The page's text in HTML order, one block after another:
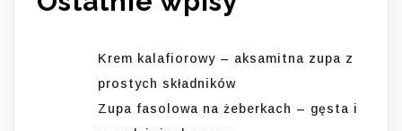
Krem kalafiorowy – aksamitna zupa z
prostych składników
Zupa fasolowa na żeberkach – gęsta i